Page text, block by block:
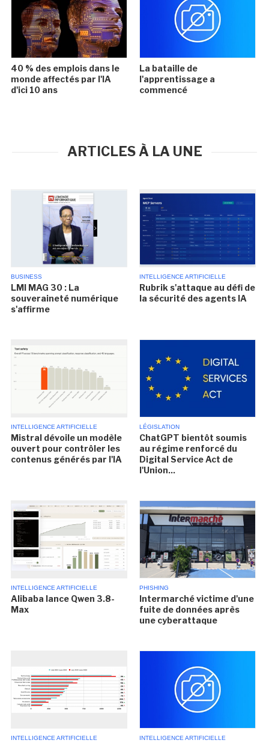
40 % des emplois dans le
monde affectés par l'IA
d'ici 10 ans
La bataille de
l'apprentissage a
commencé
ARTICLES À LA UNE
BUSINESS
LMI MAG 30 : La
souveraineté numérique
s'affirme
INTELLIGENCE ARTIFICIELLE
Rubrik s'attaque au défi de
la sécurité des agents IA
INTELLIGENCE ARTIFICIELLE
Mistral dévoile un modèle
ouvert pour contrôler les
contenus générés par l'IA
LÉGISLATION
ChatGPT bientôt soumis
au régime renforcé du
Digital Service Act de
l'Union...
INTELLIGENCE ARTIFICIELLE
Alibaba lance Qwen 3.8-
Max
PHISHING
Intermarché victime d'une
fuite de données après
une cyberattaque
INTELLIGENCE ARTIFICIELLE INTELLIGENCE ARTIFICIELLE